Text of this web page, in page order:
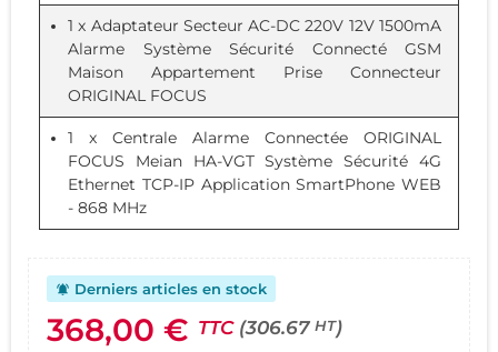
1 x Adaptateur Secteur AC-DC 220V 12V 1500mA
Alarme Système Sécurité Connecté GSM
Maison Appartement Prise Connecteur
ORIGINAL FOCUS
1 x Centrale Alarme Connectée ORIGINAL
FOCUS Meian HA-VGT Système Sécurité 4G
Ethernet TCP-IP Application SmartPhone WEB
- 868 MHz
notifications_active Derniers articles en stock
368,00 € TTC (306.67 HT)